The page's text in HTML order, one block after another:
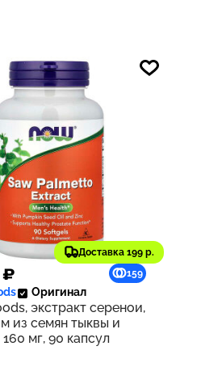
Доставка 199 р.
₽ 159
Оригинал
экстракт серенои,
из семян тыквы и
мг, 90 капсул